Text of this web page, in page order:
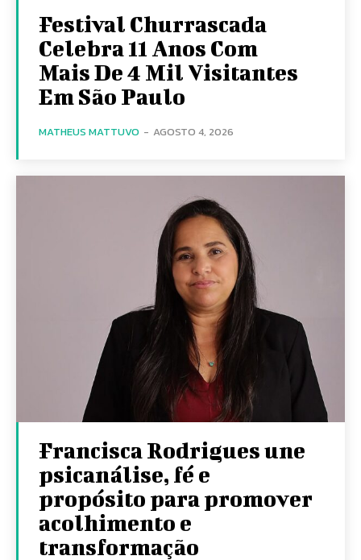
Festival Churrascada
Celebra 11 Anos Com
Mais De 4 Mil Visitantes
Em São Paulo
MATHEUS MATTUVO - AGOSTO 4, 2026
Francisca Rodrigues une
psicanálise, fé e
propósito para promover
acolhimento e
transformação